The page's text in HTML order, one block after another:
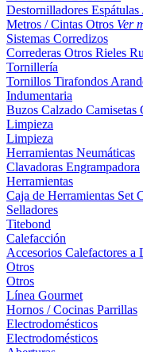
Destornilladores Espátulas
Metros / Cintas Otros Ver
Sistemas Corredizos
Correderas Otros Rieles
Tornillería
Tornillos Tirafondos
Indumentaria
Buzos Calzado Camisetas
Limpieza
Limpieza
Herramientas Neumáticas
Clavadoras Engrampadora
Herramientas
Caja de Herramientas Set
Selladores
Titebond
Calefacción
Accesorios Calefactores a
Otros
Otros
Línea Gourmet
Hornos / Cocinas Parrillas
Electrodomésticos
Electrodomésticos